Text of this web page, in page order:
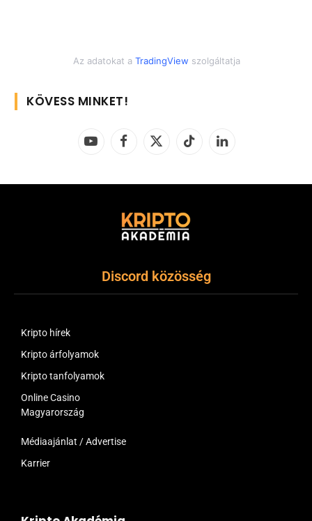
Az adatokat a TradingView szolgáltatja
KÖVESS MINKET!
YouTubeFacebook
X
TikTok LinkedIn
Discord közösség
Kripto hírek
Kripto árfolyamok
Kripto tanfolyamok
Online Casino
Magyarország
Médiaajánlat / Advertise
Karrier